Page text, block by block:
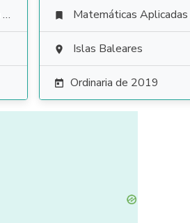
 Matemáticas Aplicadas a las Ciencias
 Islas Baleares
 Ordinaria de 2019